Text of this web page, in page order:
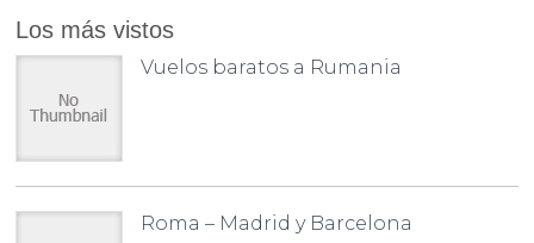
Los más vistos
Vuelos baratos a Rumania
Roma – Madrid y Barcelona